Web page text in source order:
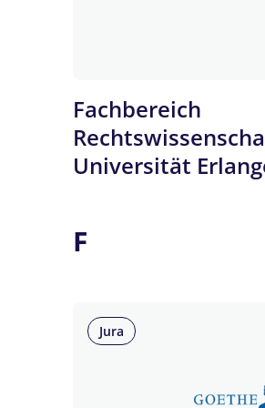
Fachbereich
Universität
F
Jura